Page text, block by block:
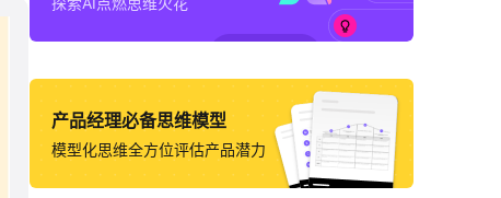
产品经理必备思维模型
模型化思维全方位评估产品潜力